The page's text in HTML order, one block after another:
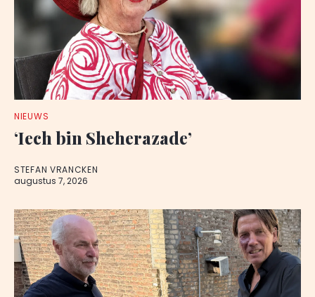
NIEUWS
‘Iech bin Sheherazade’
STEFAN VRANCKEN
augustus 7, 2026